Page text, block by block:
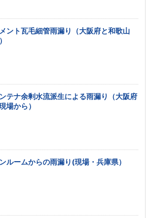
ント瓦毛細管雨漏り（大阪府と和歌山
テナ余剰水流派生による雨漏り（大阪府
場から）
ルームからの雨漏り(現場・兵庫県）